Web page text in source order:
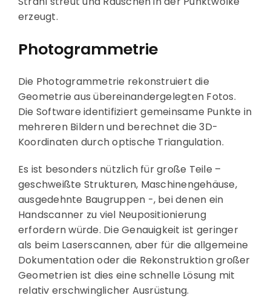
erzeugt.
Photogrammetrie
Die Photogrammetrie rekonstruiert die
Geometrie aus übereinandergelegten Fotos.
Die Software identifiziert gemeinsame Punkte in
mehreren Bildern und berechnet die 3D-
Koordinaten durch optische Triangulation.
Es ist besonders nützlich für große Teile –
geschweißte Strukturen, Maschinengehäuse,
ausgedehnte Baugruppen -, bei denen ein
Handscanner zu viel Neupositionierung
erfordern würde. Die Genauigkeit ist geringer
als beim Laserscannen, aber für die allgemeine
Dokumentation oder die Rekonstruktion großer
Geometrien ist dies eine schnelle Lösung mit
relativ erschwinglicher Ausrüstung.